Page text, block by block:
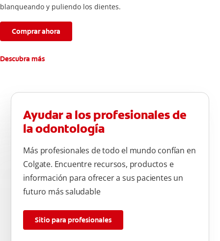
blanqueando y puliendo los dientes.
Comprar ahora
Descubra más
Ayudar a los profesionales de
la odontología
Más profesionales de todo el mundo confían en
Colgate. Encuentre recursos, productos e
información para ofrecer a sus pacientes un
futuro más saludable
Sitio para profesionales